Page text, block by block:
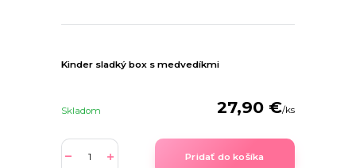
Kinder sladký box s medvedíkmi
27,90 €/ks
Skladom
Pridať do košíka